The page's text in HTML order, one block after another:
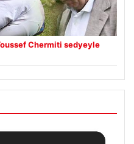
Chermiti sedyeyle